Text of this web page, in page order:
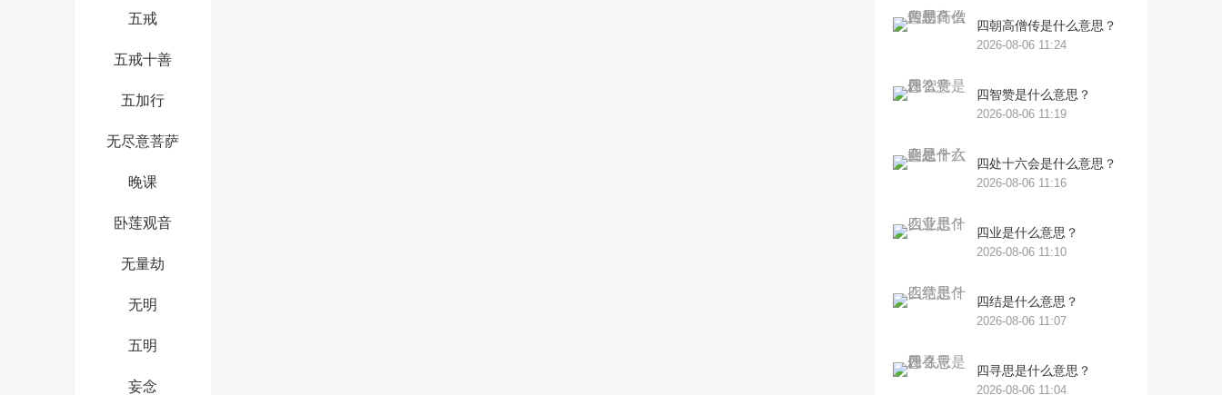
五戒
五戒十善
五加行
无尽意菩萨
晚课
卧莲观音
无量劫
无明
五明
妄念
四朝高僧传是什么意思？
2026-08-06 11:24
四智赞是什么意思？
2026-08-06 11:19
四处十六会是什么意思？
2026-08-06 11:16
四业是什么意思？
2026-08-06 11:10
四结是什么意思？
2026-08-06 11:07
四寻思是什么意思？
2026-08-06 11:04